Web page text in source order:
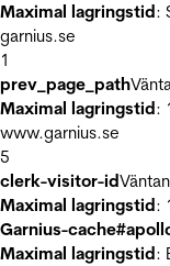
Maximal lagringstid:
garnius.se
1
prev_page_path
Maximal lagringstid:
www.garnius.se
5
clerk-visitor-id
Maximal lagringstid:
Garnius-
Maximal lagringstid: